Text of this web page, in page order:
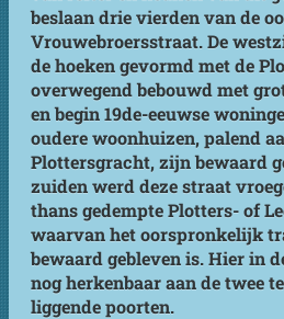
beslaan drie vierden van de
Vrouwebroersstraat. De
de hoeken gevormd met de
overwegend bebouwd met
en begin 19de-eeuwse
oudere woonhuizen, palend
Plottersgracht, zijn bewaard
zuiden werd deze straat
thans gedempte Plotters- of
waarvan het oorspronkelijk
bewaard gebleven is. Hier in
nog herkenbaar aan de twee
liggende poorten.